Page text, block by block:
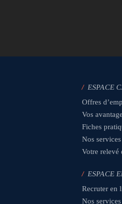
/ ESPACE
Offres
Vos
Fiches
Nos services
Votre relevé
/ ESPACE
Recruter en
Nos services